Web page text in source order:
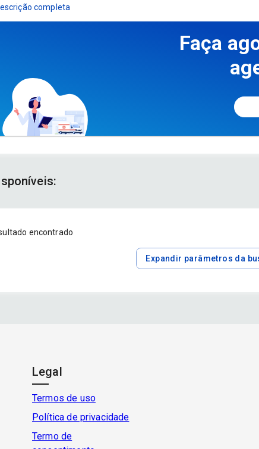
completa
Faça
encontrado
Expandir parâmetros da
Legal
Termos de uso
Política de privacidade
Termo de